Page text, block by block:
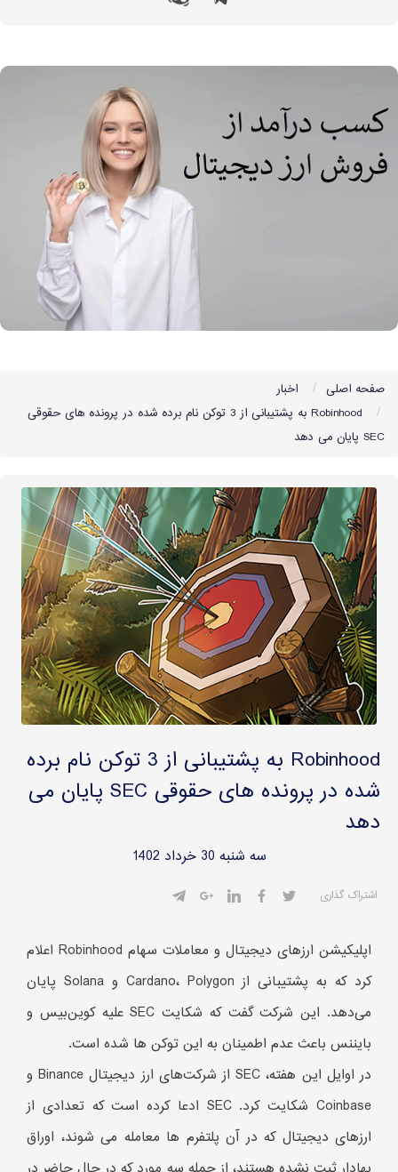
صفحه اصلی
اخبار
Robinhood به پشتیبانی از 3 توکن نام برده شده در پرونده های حقوقی
SEC پایان می دهد
Robinhood به پشتیبانی از 3 توکن نام برده
شده در پرونده های حقوقی SEC پایان می
دهد
سه شنبه 30 خرداد 1402
اشتراک گذاری
اپلیکیشن ارزهای دیجیتال و معاملات سهام Robinhood اعلام
کرد که به پشتیبانی از Cardano، Polygon و Solana پایان
می‌دهد. این شرکت گفت که شکایت SEC علیه کوین‌بیس و
بایننس باعث عدم اطمینان به این توکن ها شده است.
در اوایل این هفته، SEC از شرکت‌های ارز دیجیتال Binance و
Coinbase شکایت کرد. SEC ادعا کرده است که تعدادی از
ارزهای دیجیتال که در آن پلتفرم ها معامله می شوند، اوراق